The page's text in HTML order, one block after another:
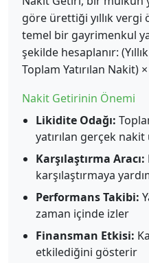
göre ürettiği yıllık vergi
temel bir gayrimenkul
şekilde hesaplanır:
Toplam Yatırılan Nakit)
Nakit Getirinin Önemi
Likidite Odağı:
yatırılan gerçek
Karşılaştırma Aracı:
karşılaştırmaya
Performans Takibi:
zaman içinde izler
Finansman Etkisi:
etkilediğini gösterir